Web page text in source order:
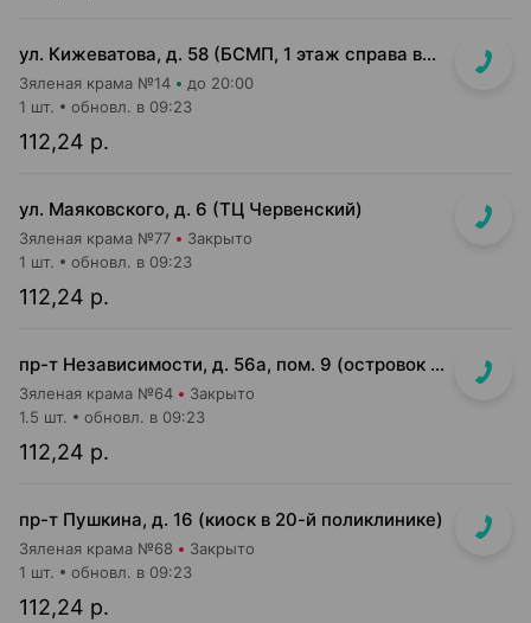
ул. Кижеватова, д. 58 (БСМП, 1 этаж справа возле служебного входа)
Зяленая крама №14 до 20:00
112,24 р.
1 шт. обновл. в 09:23
ул. Маяковского, д. 6 (ТЦ Червенский)
Зяленая крама №77 Закрыто
112,24 р.
1 шт. обновл. в 09:23
пр-т Независимости, д. 56а, пом. 9 (островок на входе в м-н Мегатоп)
Зяленая крама №64 Закрыто
112,24 р.
1.5 шт. обновл. в 09:23
пр-т Пушкина, д. 16 (киоск в 20-й поликлинике)
Зяленая крама №68 Закрыто
112,24 р.
1 шт. обновл. в 09:23